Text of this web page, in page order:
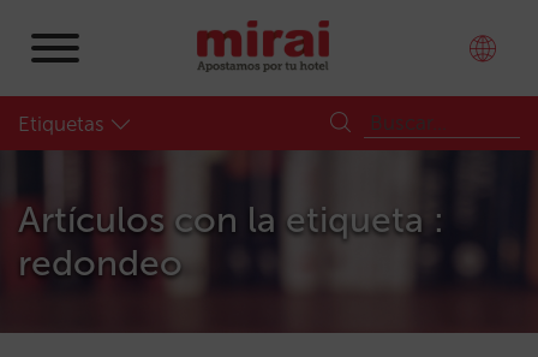
Etiquetas
Artículos con la etiqueta :
redondeo